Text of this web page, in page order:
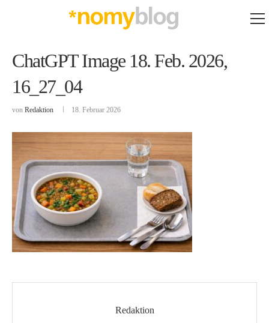
ChatGPT Image 18. Feb. 2026,
16_27_04
von Redaktion 18. Februar 2026
Redaktion